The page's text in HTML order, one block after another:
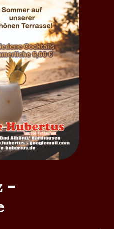
mit DJ Werner
-